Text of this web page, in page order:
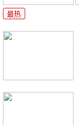
最热